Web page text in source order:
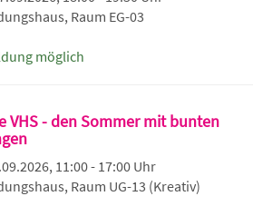
Raum EG-03
möglich
VHS - den Sommer mit bunten
11:00 - 17:00 Uhr
Raum UG-13 (Kreativ)